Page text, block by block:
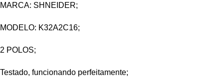
MARCA: SHNEIDER;
MODELO: K32A2C16;
2 POLOS;
Testado, funcionando perfeitamente;